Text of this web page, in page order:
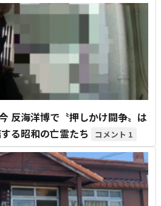
反海洋博で〝押しかけ闘争〟は
る昭和の亡霊たち
1